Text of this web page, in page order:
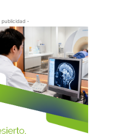
publicidad -